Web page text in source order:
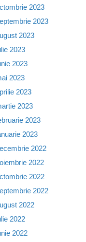
2023
2023
2023
2023
2023
2023
2023
2023
2023
2023
2022
2022
2022
2022
2022
2022
2022